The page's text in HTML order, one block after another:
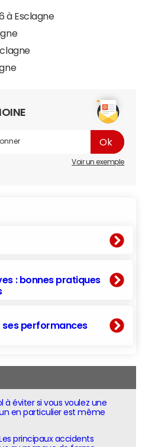
à Esclagne
Voir un exemple
: bonnes pratiques
ses performances
à éviter si vous voulez une
en particulier est même
principaux accidents